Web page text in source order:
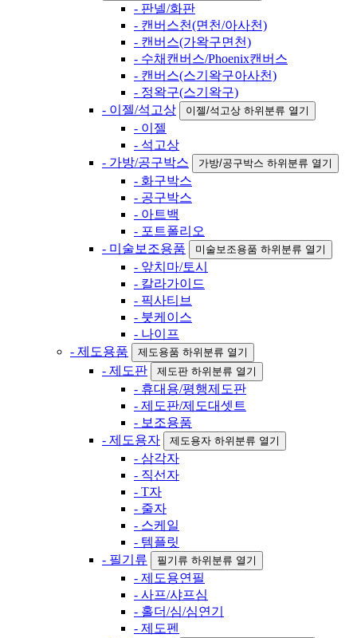
- 판넬/화판
- 캔버스천(면천/아사천)
- 캔버스(가왁구면천)
- 수채캔버스/Phoenix캔버스
- 캔버스(스기왁구아사천)
- 정왁구(스기왁구)
- 이젤/석고상
이젤/석고상 하위분류 열기
- 이젤
- 석고상
- 가방/공구박스
가방/공구박스 하위분류 열기
- 화구박스
- 공구박스
- 아트백
- 포트폴리오
- 미술보조용품
미술보조용품 하위분류 열기
- 앞치마/토시
- 칼라가이드
- 픽사티브
- 붓케이스
- 나이프
- 제도용품
제도용품 하위분류 열기
- 제도판 제도판 하위분류 열기
- 휴대용/평행제도판
- 제도판/제도대셋트
- 보조용품
- 제도용자
제도용자 하위분류 열기
- 삼각자
- 직선자
- T자
- 줄자
- 스케일
- 템플릿
- 필기류
필기류 하위분류 열기
- 제도용연필
- 사프/샤프심
- 홀더/심/심연기
- 제도펜